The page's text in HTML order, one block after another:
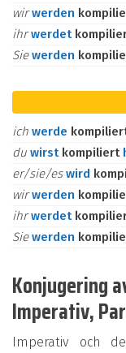
wirwerden
ihrwerdet
Siewerden
ich werde
du wirst kompiliert
er/sie/eswird
wirwerden
ihrwerdet
Siewerden
Konjugering
Imperativ,
Imperativ och